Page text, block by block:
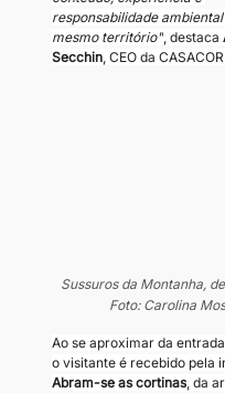
responsabilidade
mesmo território" , destaca
Secchin , CEO da
Sussuros da Montanha,
Foto: Carolina
Ao se aproximar da
o visitante é recebido pela
Abram-se as cortinas, da